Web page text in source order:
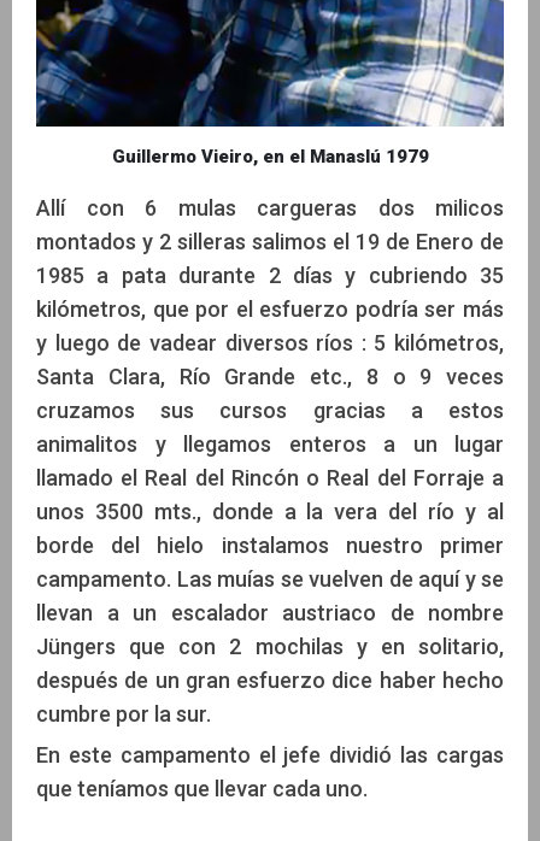
Guillermo Vieiro, en el Manaslú 1979
Allí con 6 mulas cargueras dos milicos
montados y 2 silleras salimos el 19 de Enero de
1985 a pata durante 2 días y cubriendo 35
kilómetros, que por el esfuerzo podría ser más
y luego de vadear diversos ríos : 5 kilómetros,
Santa Clara, Río Grande etc., 8 o 9 veces
cruzamos sus cursos gracias a estos
animalitos y llegamos enteros a un lugar
llamado el Real del Rincón o Real del Forraje a
unos 3500 mts., donde a la vera del río y al
borde del hielo instalamos nuestro primer
campamento. Las muías se vuelven de aquí y se
llevan a un escalador austriaco de nombre
Jüngers que con 2 mochilas y en solitario,
después de un gran esfuerzo dice haber hecho
cumbre por la sur.
En este campamento el jefe dividió las cargas
que teníamos que llevar cada uno.